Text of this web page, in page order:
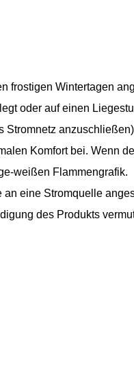
frostigen Wintertagen
oder auf einen
Komfort bei. Wenn
weißen Flammengrafik.
eine Stromquelle
des Produkts